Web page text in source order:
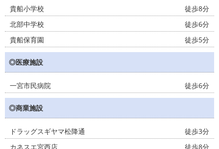
貴船小学校
徒歩8分
北部中学校
徒歩6分
貴船保育園
徒歩5分
◎医療施設
一宮市民病院 徒歩6分
◎商業施設
ドラッグスギヤマ松降通
徒歩3分
カネスエ宮西店
徒歩8分